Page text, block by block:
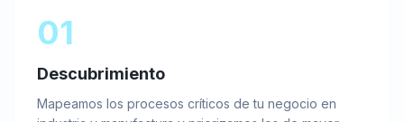
01
Descubrimiento
Mapeamos los procesos críticos de tu negocio en